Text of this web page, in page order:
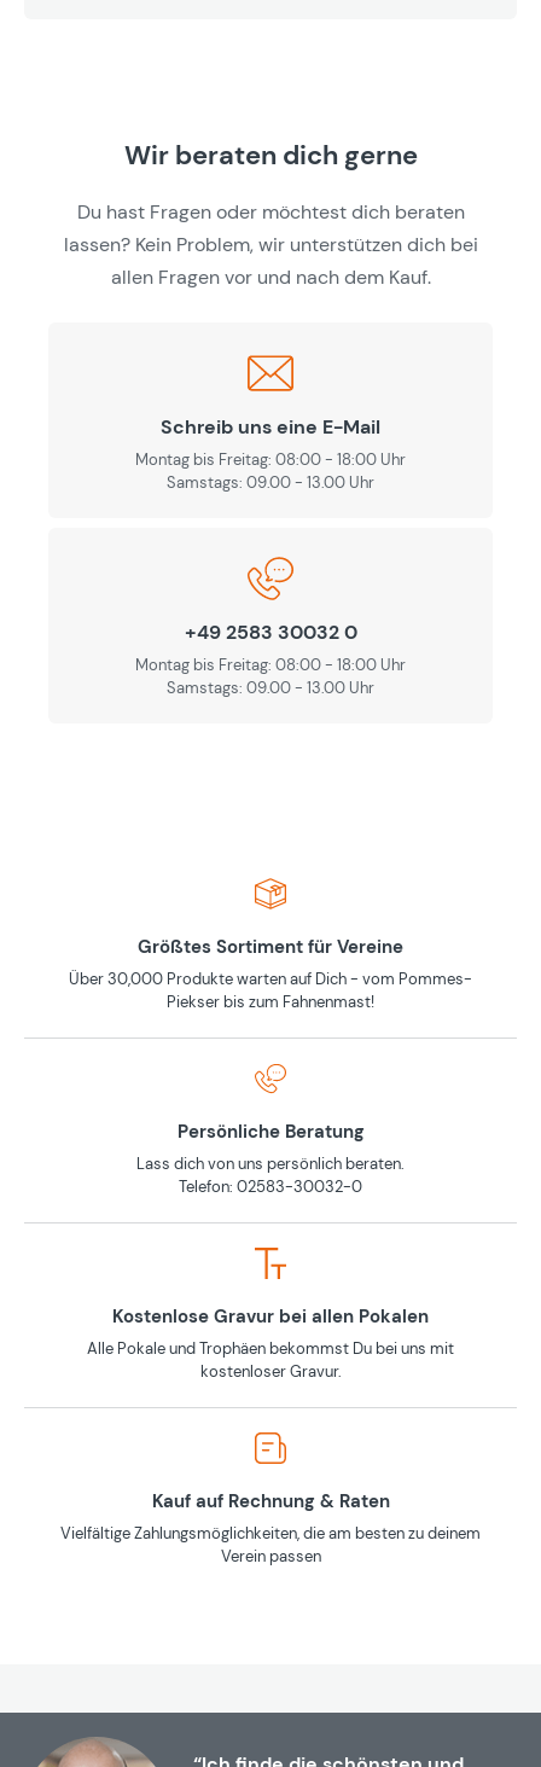
Wir beraten dich gerne
Du hast Fragen oder möchtest dich beraten
lassen? Kein Problem, wir unterstützen dich bei
allen Fragen vor und nach dem Kauf.
Schreib uns eine E-Mail
Montag bis Freitag: 08:00 - 18:00 Uhr
Samstags: 09.00 - 13.00 Uhr
+49 2583 30032 0
Montag bis Freitag: 08:00 - 18:00 Uhr
Samstags: 09.00 - 13.00 Uhr
Größtes Sortiment für Vereine
Über 30,000 Produkte warten auf Dich - vom Pommes-
Piekser bis zum Fahnenmast!
Persönliche Beratung
Lass dich von uns persönlich beraten.
Telefon: 02583-30032-0
Kostenlose Gravur bei allen Pokalen
Alle Pokale und Trophäen bekommst Du bei uns mit
kostenloser Gravur.
Kauf auf Rechnung & Raten
Vielfältige Zahlungsmöglichkeiten, die am besten zu deinem
Verein passen